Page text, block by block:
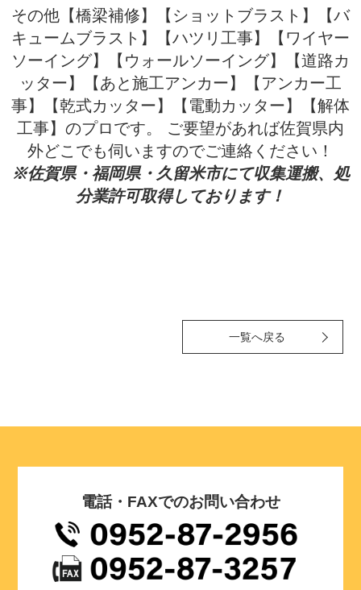
その他【橋梁補修】【ショットブラスト】【バ
キュームブラスト】【ハツリ工事】【ワイヤー
ソーイング】【ウォールソーイング】【道路カ
ッター】【あと施工アンカー】【アンカー工
事】【乾式カッター】【電動カッター】【解体
工事】のプロです。 ご要望があれば佐賀県内
外どこでも伺いますのでご連絡ください！
※佐賀県・福岡県・久留米市にて収集運搬、処
分業許可取得しております！
一覧へ戻る
電話・FAXでのお問い合わせ